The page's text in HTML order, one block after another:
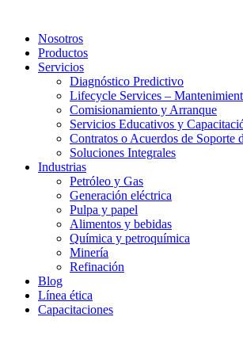
Nosotros
Productos
Servicios
Diagnóstico Predictivo
Lifecycle Services –
Comisionamiento y Arranque
Servicios Educativos y
Contratos o Acuerdos de Soporte
Soluciones Integrales
Industrias
Petróleo y Gas
Generación eléctrica
Pulpa y papel
Alimentos y bebidas
Química y petroquímica
Minería
Refinación
Blog
Línea ética
Capacitaciones